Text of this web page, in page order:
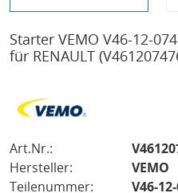
Starter VEMO V46-12-
für RENAULT
Art.Nr.:
Hersteller:
VEMO
Teilenummer:
V46-